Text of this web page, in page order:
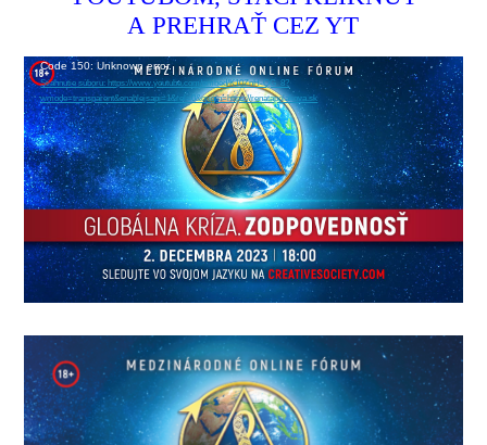
A PREHRAŤ CEZ YT
Video
prehrávač
Code 150: Unknown error.
Stiahnutie súboru: https://www.youtube.com/embed/K10ZnH-QG_8?
wmode=transparent&enablejsapi=1&rel=0&origin=https://renatapolakova.sk